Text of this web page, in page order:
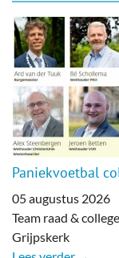
Paniekvoetbal
05 augustus 2026
Team raad &
Grijpskerk